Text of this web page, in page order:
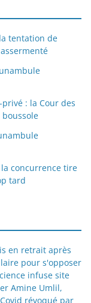
tentation de
: la Cour des
boussole
concurrence tire
tard
en retrait après
pour s'opposer
infuse site
Amine Umlil,
révoqué par